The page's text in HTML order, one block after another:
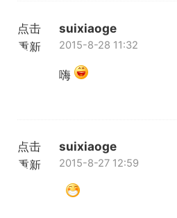
点击
重新
suixiaoge
2015-8-28 11:32
嗨
点击
重新
suixiaoge
2015-8-27 12:59